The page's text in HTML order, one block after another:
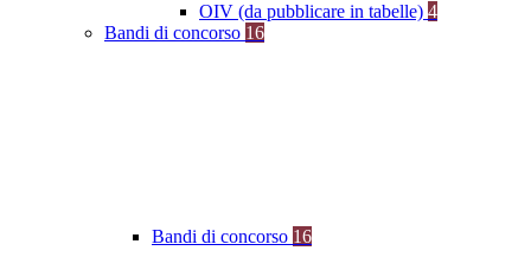
OIV (da pubblicare in tabelle) 4
Bandi di concorso 16
Bandi di concorso 16